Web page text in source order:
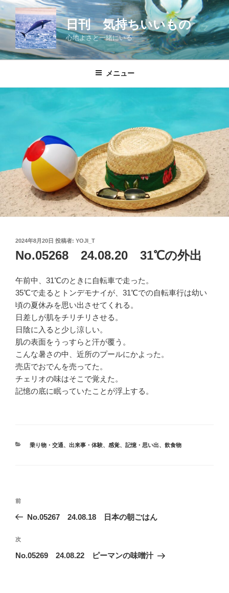
コ
ン
テ
ツ
日刊 気持ちいいもの
心地よさと一緒にいる
メニュー
投
稿
日:
2024年8月20日 投稿者: YOJI_T
No.05268 24.08.20 31℃の外出
午前中、31℃のときに自転車で走った。
35℃で走るとトンデモナイが、31℃での自転車行は幼い
頃の夏休みを思い出させてくれる。
日差しが肌をチリチリさせる。
日陰に入ると少し涼しい。
肌の表面をうっすらと汗が覆う。
こんな暑さの中、近所のプールにかよった。
売店でおでんを売ってた。
チェリオの味はそこで覚えた。
記憶の底に眠っていたことが浮上する。
カ
乗り物・交通、 出来事・体験、 感覚、 記憶・思い出、 飲食物
投
ビ
ゲ
前
の
稿
前
No.05267 24.08.18 日本の朝ごはん
次
の
次
No.05269 24.08.22 ピーマンの味噌汁